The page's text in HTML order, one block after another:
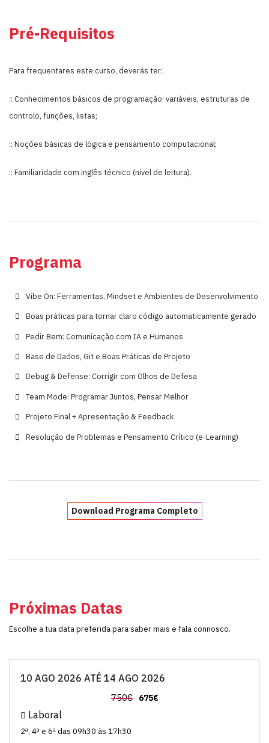
Pré-Requisitos
Para frequentares este curso, deverás ter:
:: Conhecimentos básicos de programação: variáveis, estruturas de
controlo, funções, listas;
:: Noções básicas de lógica e pensamento computacional;
:: Familiaridade com inglês técnico (nível de leitura).
Programa
Vibe On: Ferramentas, Mindset e Ambientes de Desenvolvimento
Boas práticas para tornar claro código automaticamente gerado
Pedir Bem: Comunicação com IA e Humanos
Base de Dados, Git e Boas Práticas de Projeto
Debug & Defense: Corrigir com Olhos de Defesa
Team Mode: Programar Juntos, Pensar Melhor
Projeto Final + Apresentação & Feedback
Resolução de Problemas e Pensamento Crítico (e-Learning)
Download Programa Completo
Próximas Datas
Escolhe a tua data preferida para saber mais e fala connosco.
10 AGO 2026 ATÉ 14 AGO 2026
750€ 675€
Laboral
2ª, 4ª e 6ª das 09h30 às 17h30